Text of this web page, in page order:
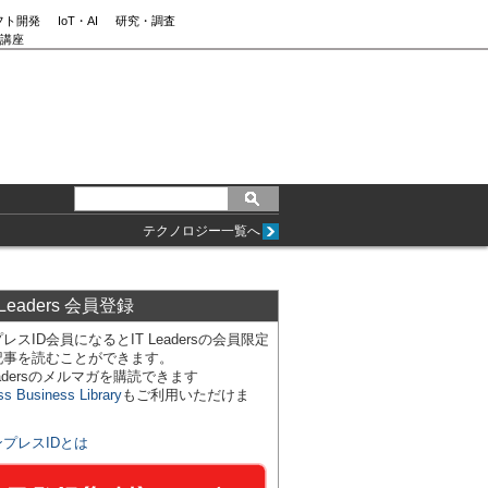
ト開発 IoT・AI
研究・調査
座
テクノロジー一覧へ
会員登録
スID会員になるとIT Leadersの会員限定
を読むことができます。
のメルマガを購読できます
Business Libraryもご利用いただけま
プレスIDとは